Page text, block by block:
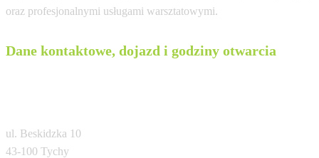
oraz profesjonalnymi usługami warsztatowymi.
Dane kontaktowe, dojazd i godziny otwarcia
ul. Beskidzka 10
43-100 Tychy